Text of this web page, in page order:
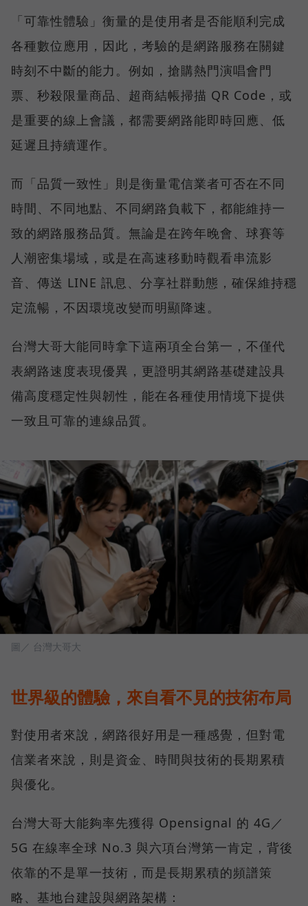
「可靠性體驗」衡量的是使用者是否能順利完成
各種數位應用，因此，考驗的是網路服務在關鍵
時刻不中斷的能力。例如，搶購熱門演唱會門
票、秒殺限量商品、超商結帳掃描 QR Code，或
是重要的線上會議，都需要網路能即時回應、低
延遲且持續運作。
而「品質一致性」則是衡量電信業者可否在不同
時間、不同地點、不同網路負載下，都能維持一
致的網路服務品質。無論是在跨年晚會、球賽等
人潮密集場域，或是在高速移動時觀看串流影
音、傳送 LINE 訊息、分享社群動態，確保維持穩
定流暢，不因環境改變而明顯降速。
台灣大哥大能同時拿下這兩項全台第一，不僅代
表網路速度表現優異，更證明其網路基礎建設具
備高度穩定性與韌性，能在各種使用情境下提供
一致且可靠的連線品質。
圖／ 台灣大哥大
世界級的體驗，來自看不見的技術布局
對使用者來說，網路很好用是一種感覺，但對電
信業者來說，則是資金、時間與技術的長期累積
與優化。
台灣大哥大能夠率先獲得 Opensignal 的 4G／
5G 在線率全球 No.3 與六項台灣第一肯定，背後
依靠的不是單一技術，而是長期累積的頻譜策
略、基地台建設與網路架構：